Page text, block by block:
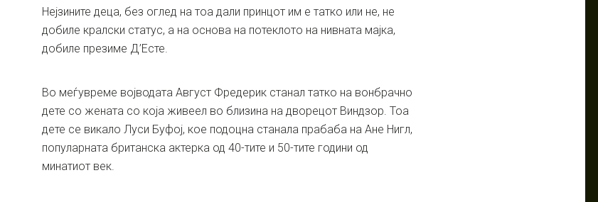
Нејзините деца, без оглед на тоа дали принцот им е татко или не, не
добиле кралски статус, а на основа на потеклото на нивната мајка,
добиле презиме Д’Есте.
Во меѓувреме војводата Август Фредерик станал татко на вонбрачно
дете со жената со која живеел во близина на дворецот Виндзор. Тоа
дете се викало Луси Буфој, кое подоцна станала прабаба на Ане Нигл,
популарната британска актерка од 40-тите и 50-тите години од
минатиот век.